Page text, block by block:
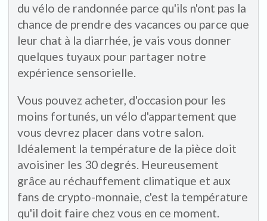
du vélo de randonnée parce qu'ils n'ont pas la
chance de prendre des vacances ou parce que
leur chat à la diarrhée, je vais vous donner
quelques tuyaux pour partager notre
expérience sensorielle.
Vous pouvez acheter, d'occasion pour les
moins fortunés, un vélo d'appartement que
vous devrez placer dans votre salon.
Idéalement la température de la pièce doit
avoisiner les 30 degrés. Heureusement
grâce au réchauffement climatique et aux
fans de crypto-monnaie, c'est la température
qu'il doit faire chez vous en ce moment.